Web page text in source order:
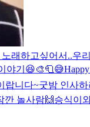
래하고싶어서..우
야기😆🎨🧻😅
랍니다~굿밤 인사
깐 놀사람🙌 승식이